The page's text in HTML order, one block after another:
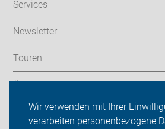
Wir verwenden mit Ihrer
verarbeiten personenbezogene
Services
Newsletter
Touren
Sei dabei